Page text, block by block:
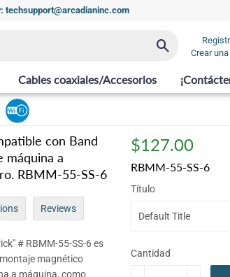
techsupport@arcadianinc.com
Crear
Cables coaxiales/Accesorios
$127.00
RBMM-55-SS-6
Título
Cantidad
con Band
máquina a
RBMM-55-SS-6
Reviews
# RBMM-55-SS-6 es
magnético
a máquina, como